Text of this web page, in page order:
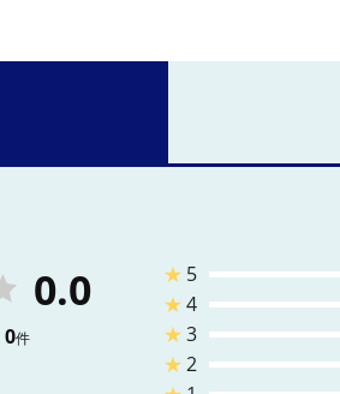
0.0
0件
★ 5
★4
★3
★2